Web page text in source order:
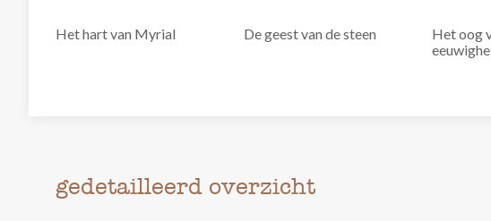
Het hart van Myrial De geest van de steen
Het oog
gedetailleerd overzicht